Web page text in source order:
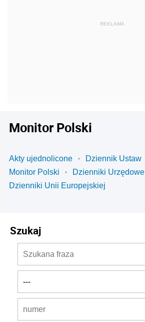
Monitor Polski
Akty ujednolicone
Dziennik Ustaw
Monitor Polski
Dzienniki Urzędowe
Dzienniki Unii Europejskiej
Szukaj